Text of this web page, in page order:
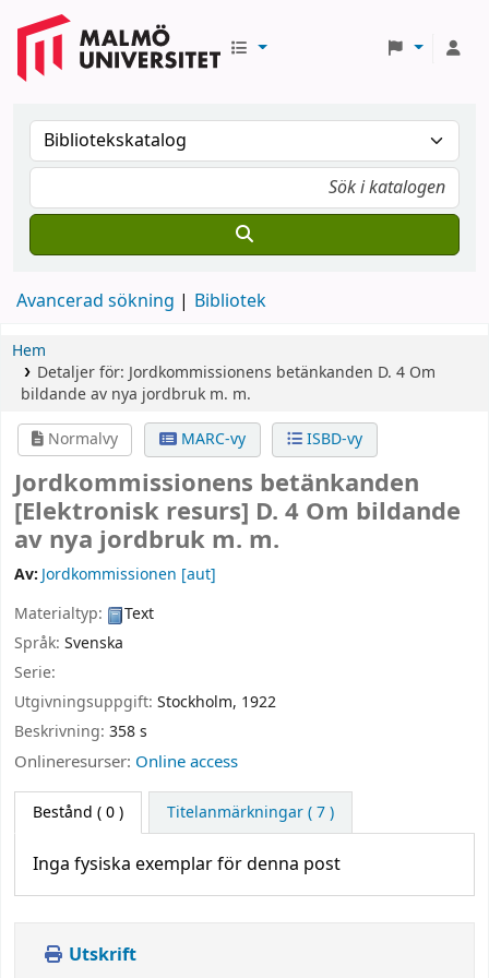
Avancerad sökning Bibliotek
Hem
Detaljer för: Jordkommissionens betänkanden D. 4 Om
bildande av nya jordbruk m. m.
Normalvy
MARC-vy ISBD-vy
Jordkommissionens betänkanden
[Elektronisk resurs] D. 4 Om bildande
av nya jordbruk m. m.
Av:Jordkommissionen [aut]
Materialtyp:
Text
Språk: Svenska
Serie:
Utgivningsuppgift: Stockholm, 1922
Beskrivning: 358 s
Onlineresurser: Online access
Bestånd ( 0 ) Titelanmärkningar ( 7 )
Inga fysiska exemplar för denna post
Utskrift